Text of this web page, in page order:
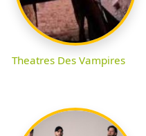
Theatres Des Vampires